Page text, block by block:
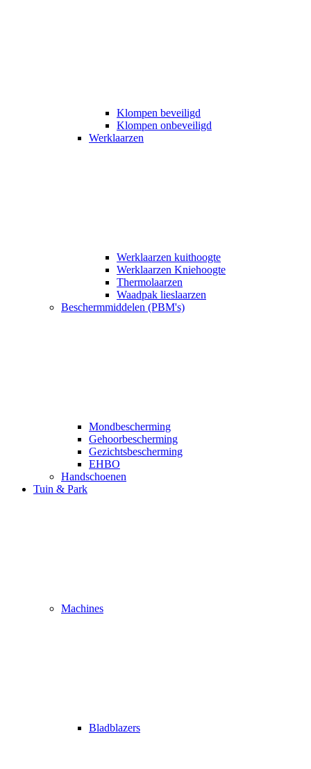
Klompen beveiligd
Klompen onbeveiligd
Werklaarzen
Werklaarzen kuithoogte
Werklaarzen Kniehoogte
Thermolaarzen
Waadpak lieslaarzen
Beschermmiddelen (PBM's)
Mondbescherming
Gehoorbescherming
Gezichtsbescherming
EHBO
Handschoenen
Tuin & Park
Machines
Bladblazers